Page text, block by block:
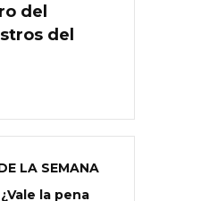
del
del
LA SEMANA
¿Vale la pena